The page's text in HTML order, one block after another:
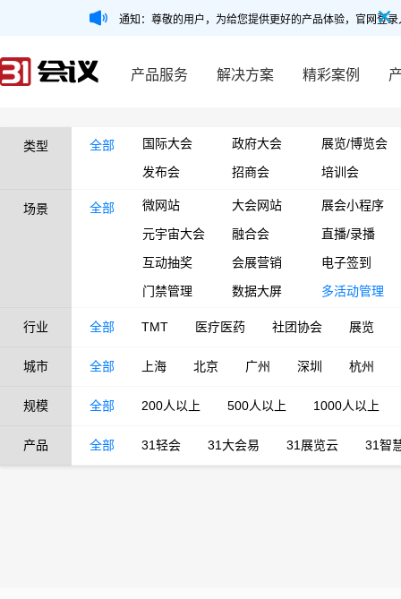
通知：尊敬的用户，为给您提供更好的产品体验，官网登
产品服务 解决方案 精彩案例
类型 全部 国际大会 政府大会
展览/博览会
发布会
招商会 培训会
场景 全部 微网站 大会网站
展会小程序
元宇宙大会
融合会
直播/录播
互动抽奖
会展营销
电子签到
门禁管理
数据大屏 多活动管理
行业 全部 TMT 医疗医药 社团协会 展览
城市 全部 上海 北京 广州 深圳 杭州
规模 全部 200人以上 500人以上 1000人以上
产品 全部 31轻会 31大会易 31展览云 31智